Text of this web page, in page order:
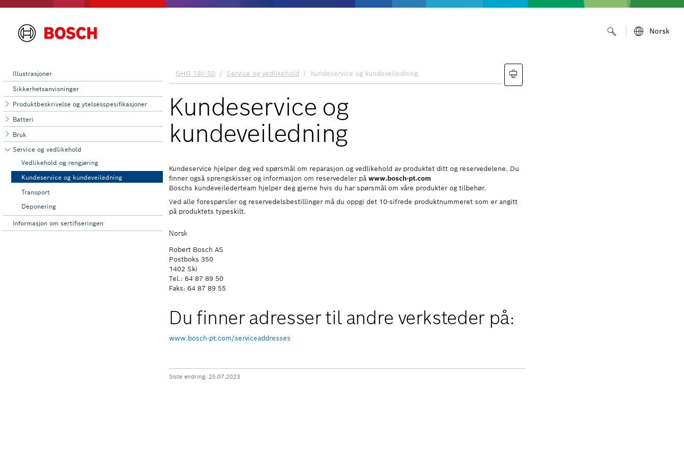
Norsk
Illustrasjoner
Sikkerhetsanvisninger
Produktbeskrivelse og ytelsesspesifikasjoner
Batteri
Bruk
Service og ‌vedlikehold
Vedlikehold og rengjøring
Kundeservice og kundeveiledning
Transport
Deponering
Informasjon om sertifiseringen